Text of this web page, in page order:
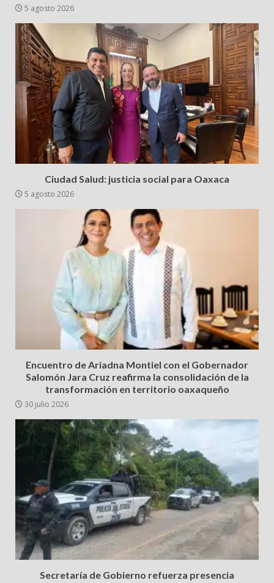
5 agosto 2026
Ciudad Salud: justicia social para Oaxaca
5 agosto 2026
Encuentro de Ariadna Montiel con el Gobernador
Salomón Jara Cruz reafirma la consolidación de la
transformación en territorio oaxaqueño
30 julio 2026
Secretaría de Gobierno refuerza presencia